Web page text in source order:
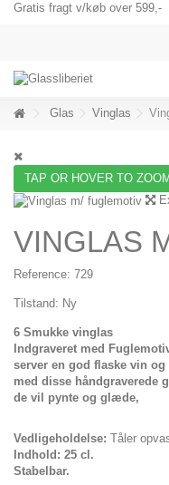
Gratis fragt v/køb over 599,-
Glas Vinglas
TAP OR HOVER TO ZOOM
VINGLAS
Reference: 729
Tilstand: Ny
6 Smukke vinglas
Indgraveret med
server en god flaske vin
med disse håndgraverede
de vil pynte og glæde,
Vedligeholdelse: Tåler
Indhold: 25 cl.
Stabelbar.